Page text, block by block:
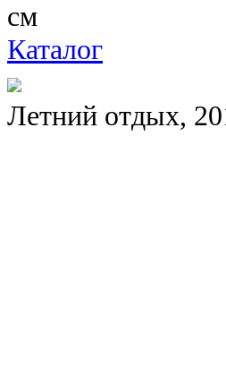
Каталог
Летний отдых,